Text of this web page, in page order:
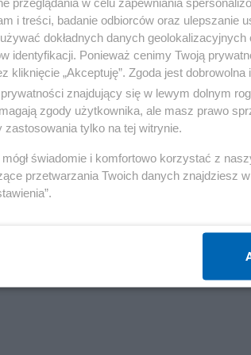
w stolicy jest Uniwersytet
Kraków (8570) i Lublin (ok. 9
przed wielkopolskim
polskiej gospodarki
i treści, badanie odbiorców oraz ulepszanie
dokładnych danych geolokalizacyjnych
identyfikacji. Ponieważ cenimy Twoją
kliknięcie „Akceptuję”. Zgoda jest
znajdujący się w lewym dolnym
zgody użytkownika, ale masz prawo
zastosowania tylko na tej witrynie.
świadomie i komfortowo korzystać z
przetwarzania Twoich danych znajdziesz w